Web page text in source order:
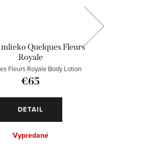
Quelques Fleurs
Royale
Fleurs Royale Body Lotion
€65
DETAIL
Vypredané